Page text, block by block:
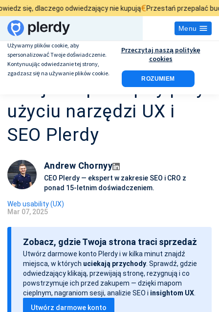
dlaczego odwiedzający nie kupują€Przestań przepalać budżet
Menu
Jak zoptymalizować
swój sklep Shopify przy
użyciu narzędzi UX i
SEO Plerdy
Andrew Chornyy
CEO Plerdy — ekspert w zakresie SEO i CRO z
ponad 15-letnim doświadczeniem.
Web usability (UX)
D
a
Mar 07, 2025
Zobacz, gdzie Twoja strona traci sprzedaż
Utwórz darmowe konto Plerdy i w kilka minut znajdź
miejsca, w których uciekają przychody . Sprawdź, gdzie
odwiedzający klikają, przewijają stronę, rezygnują i co
powstrzymuje ich przed zakupem — dzięki mapom
cieplnym, nagraniom sesji, analizie SEO i insightom UX
Utwórz darmowe konto
Używamy plików cookie, aby
spersonalizować Twoje doświadczenie.
Kontynuując odwiedzanie tej strony,
zgadzasz się na używanie plików cookie.
ROZUMIEM
Przeczytaj naszą politykę
cookies